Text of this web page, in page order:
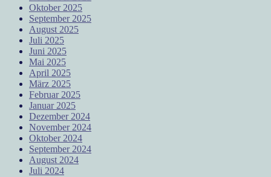
Oktober 2025
September 2025
August 2025
Juli 2025
Juni 2025
Mai 2025
April 2025
März 2025
Februar 2025
Januar 2025
Dezember 2024
November 2024
Oktober 2024
September 2024
August 2024
Juli 2024